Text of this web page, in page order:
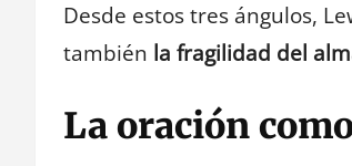
Desde estos tres ángulos,
también la fragilidad del
La oración